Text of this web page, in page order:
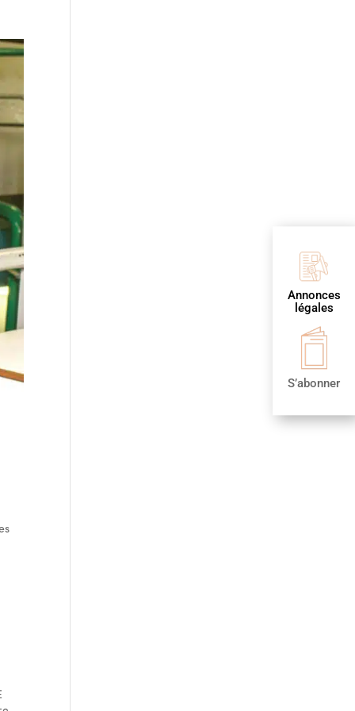
Annonces
légales
S’abonner